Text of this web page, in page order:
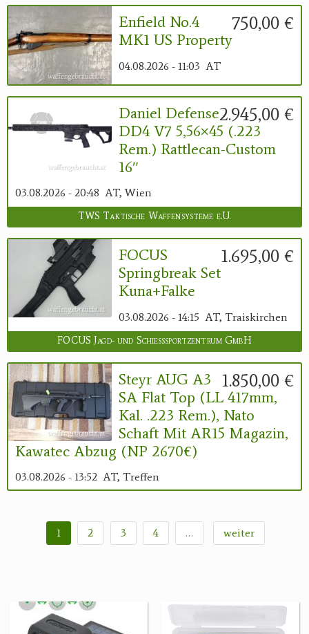
750,00 €
Enfield No.4
MK1 US Property
04.08.2026 - 11:03 AT
2.945,00 €
Daniel Defense
DD4 V7 5,56×45 (.223
Rem.) Rattlecan-Custom
16″
03.08.2026 - 20:48 AT, Wien
TWS Taktische Waffensysteme e.U.
1.695,00 €
FOCUS
Springbreak Set
Kuna+Falke
03.08.2026 - 14:15 AT, Traiskirchen
FOCUS Jagd- und Schießsportzentrum GmbH
1.850,00 €
Steyr AUG A3
SA Flat Top (LL 417mm,
Kal. .223 Rem.), Nato
Schaft Mit AR15 Magazin,
Kawatec Abzug (NP 2670€)
03.08.2026 - 13:52 AT, Treffen
1 2 3 4 … weiter